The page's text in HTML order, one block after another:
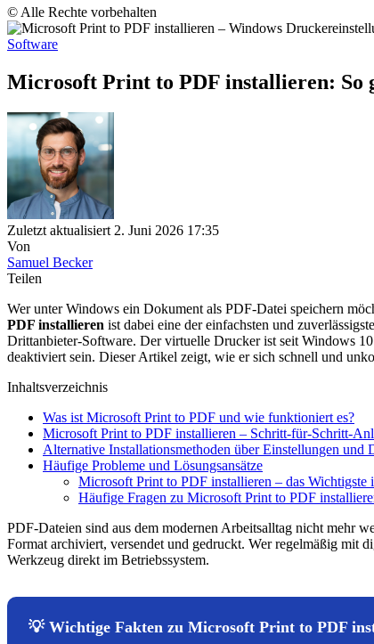
© Alle Rechte vorbehalten
Software
Microsoft Print to PDF installieren: So
Zuletzt aktualisiert 2. Juni 2026 17:35
Von
Samuel Becker
Teilen
Wer unter Windows ein Dokument als PDF-Datei speichern
PDF installieren ist dabei eine der einfachsten und
Drittanbieter-Software. Der virtuelle Drucker ist seit Windows
deaktiviert sein. Dieser Artikel zeigt, wie er sich schnell und
Inhaltsverzeichnis
Was ist Microsoft Print to PDF und wie funktioniert es?
Microsoft Print to PDF installieren – Schritt-für-Schritt-
Alternative Installationsmethoden über Einstellungen und
Häufige Probleme und Lösungsansätze
Microsoft Print to PDF installieren – das Wichtigste
Häufige Fragen zu Microsoft Print to PDF
PDF-Dateien sind aus dem modernen Arbeitsalltag nicht mehr
Format archiviert, versendet und gedruckt. Wer regelmäßig mit
Werkzeug direkt im Betriebssystem.
💡 Wichtige Fakten zu Microsoft Print to PDF